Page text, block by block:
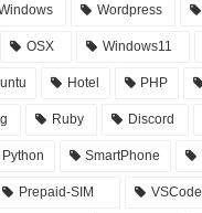
Wordpress
OSX Windows11
Hotel PHP
Ruby Discord
Python SmartPhone
Prepaid-SIM VSCode